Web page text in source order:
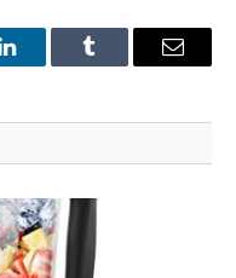
LinkedInTumblr Email